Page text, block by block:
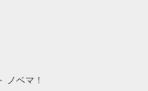
ノベマ！